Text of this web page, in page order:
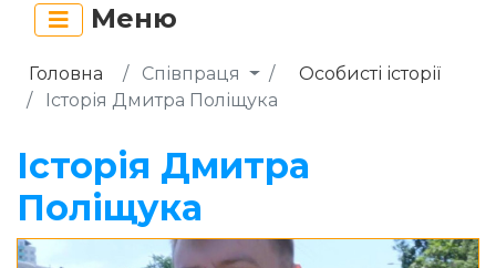
Меню
Головна Співпраця
Особисті історії
Історія Дмитра Поліщука
Історія Дмитра
Поліщука